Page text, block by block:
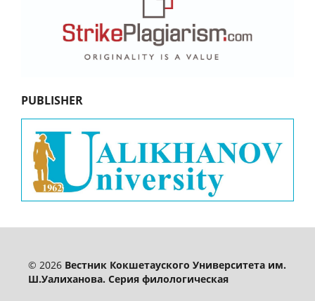
PUBLISHER
© 2026 Вестник Кокшетауского Университета им.
Ш.Уалиханова. Серия филологическая